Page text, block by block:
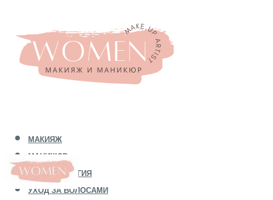
МАКИЯЖ
МАНИКЮР
КОСМЕТОЛОГИЯ
УХОД ЗА ВОЛОСАМИ